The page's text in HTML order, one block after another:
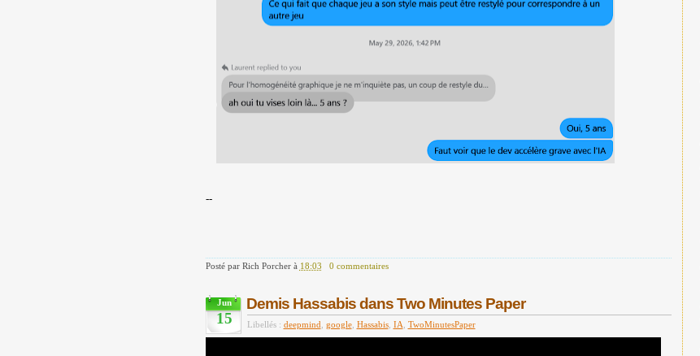
--
Posté par Rich Porcher à 18:03 0 commentaires
Jun
15
Demis Hassabis dans Two Minutes Paper
Libellés : deepmind google, Hassabis, IA TwoMinutesPaper